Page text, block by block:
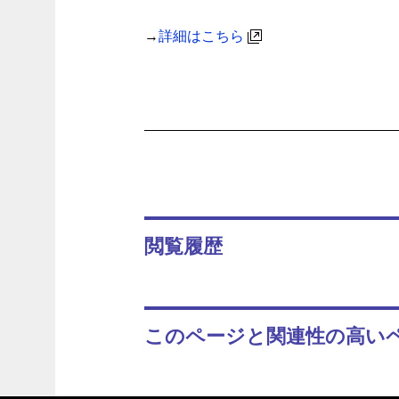
→詳細はこちら
閲覧履歴
このページと関連性の高い